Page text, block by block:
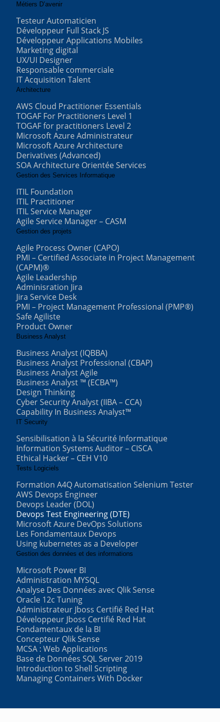
Métiers D’avenir
Testeur Automaticien
Développeur Full Stack JS
Développeur Applications Mobiles
Marketing digital
UX/UI Designer
Responsable commerciale
IT Acquisition Talent
Architecture
AWS Cloud Practitioner Essentials
TOGAF For Practitioners Level 1
TOGAF for practitioners Level 2
Microsoft Azure Administrateur
Microsoft Azure Architecture
Derivatives (Advanced)
SOA Architecture Orientée Services
Gestion des Services Informatique
ITIL Foundation
ITIL Practitioner
ITIL Service Manager
Agile Service Manager – CASM
Gestion des projets
Agile Process Owner (CAPO)
PMI – Certified Associate in Project Management
(CAPM)®
Agile Leadership
Adminisration Jira
Jira Service Desk
PMI – Project Management Professional (PMP®)
Safe Agiliste
Product Owner
Business Analyst
Business Analyst (IQBBA)
Business Analyst Professional (CBAP)
Business Analyst Agile
Business Analyst ™ (ECBA™)
Design Thinking
Cyber Security Analyst (IIBA – CCA)
Capability In Business Analyst™
IT Security
Sensibilisation à la Sécurité Informatique
Information Systems Auditor – CISCA
Ethical Hacker – CEH V10
Tests Logiciels
Formation A4Q Automatisation Selenium Tester
AWS Devops Engineer
Devops Leader (DOL)
Devops Test Engineering (DTE)
Microsoft Azure DevOps Solutions
Les Fondamentaux Devops
Using kubernetes as a Developer
Gestion des données et des informations
Microsoft Power BI
Administration MYSQL
Analyse Des Données avec Qlik Sense
Oracle 12c Tuning
Administrateur Jboss Certifié Red Hat
Développeur Jboss Certifié Red Hat
Fondamentaux de la BI
Concepteur Qlik Sense
MCSA : Web Applications
Base de Données SQL Server 2019
Introduction to Shell Scripting
Managing Containers With Docker